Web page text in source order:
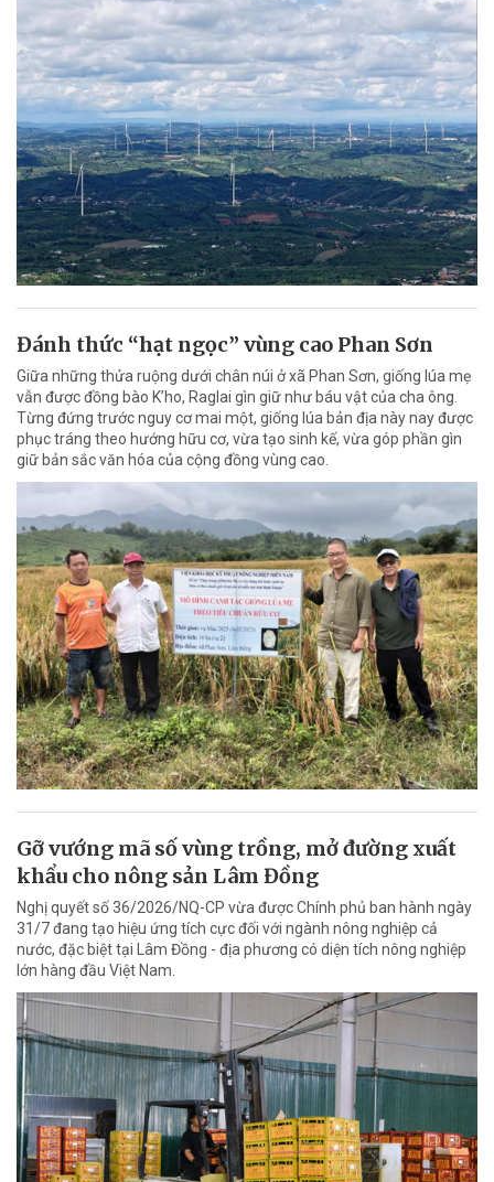
Đánh thức “hạt ngọc” vùng cao Phan Sơn
Giữa những thửa ruộng dưới chân núi ở xã Phan Sơn, giống lúa mẹ
vẫn được đồng bào K’ho, Raglai gìn giữ như báu vật của cha ông.
Từng đứng trước nguy cơ mai một, giống lúa bản địa này nay được
phục tráng theo hướng hữu cơ, vừa tạo sinh kế, vừa góp phần gìn
giữ bản sắc văn hóa của cộng đồng vùng cao.
Gỡ vướng mã số vùng trồng, mở đường xuất
khẩu cho nông sản Lâm Đồng
Nghị quyết số 36/2026/NQ-CP vừa được Chính phủ ban hành ngày
31/7 đang tạo hiệu ứng tích cực đối với ngành nông nghiệp cả
nước, đặc biệt tại Lâm Đồng - địa phương có diện tích nông nghiệp
lớn hàng đầu Việt Nam.